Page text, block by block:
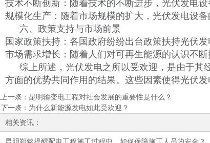
技术不断创新：随着技术的不断进步，光伏发电
规模化生产：随着市场规模的扩大，光伏发电设
六、政策支持与市场前景
国家政策扶持：各国政府纷纷出台政策扶持光伏
市场需求增长：随着人们对可再生能源的认识不
综上所述，光伏发电之所以受欢迎，是由于其
方面的优势共同作用的结果。这些因素使得光伏
上一条： 昆明输变电工程对社会发展的重要性是什么？
下一条： 为什么新能源发电如此受欢迎？
相关资讯：